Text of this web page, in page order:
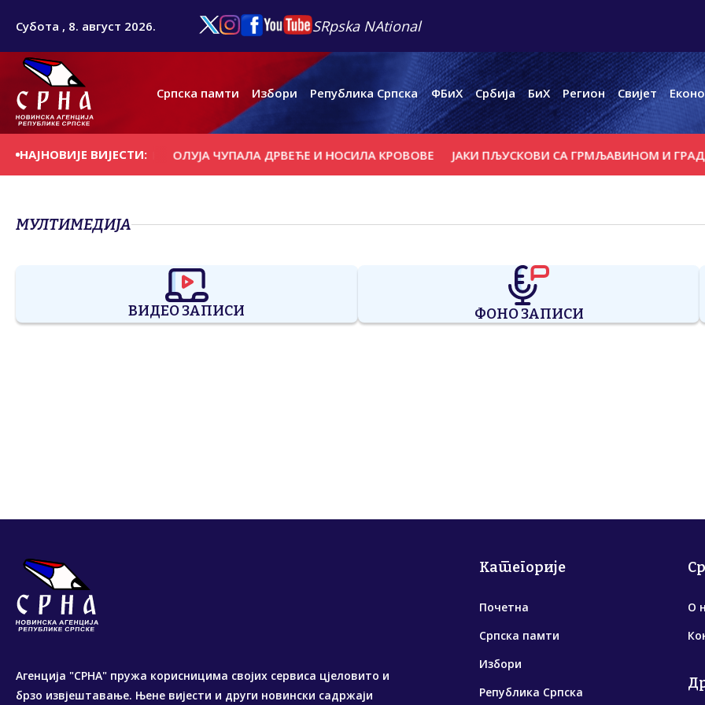
Субота , 8. август 2026. SRpska NAtional
Српска памти Избори Република Српска ФБиХ Србија БиХ Регион Свијет
НАЈНОВИЈЕ ВИЈЕСТИ:
СЕ НА ДАНАШЊИ ДАН ОЛУЈА ЧУПАЛА ДРВЕЋЕ И НОСИЛА КРОВОВЕ ЈАКИ ПЉУСКОВИ СА ГРМЉАВИНОМ И
МУЛТИМЕДИЈА
ВИДЕО ЗАПИСИ ФОНО ЗАПИСИ
Агенција "СРНА" пружа корисницима својих сервиса цјеловито и
брзо извјештавање. Њене вијести и други новински садржаји
Категорије
Почетна
Српска памти
Избори
Република Српска
О